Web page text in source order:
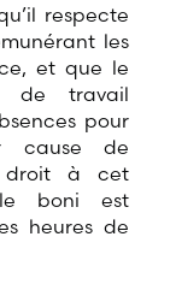
respecte
les
et que le
de travail
pour
cause de
droit à cet
boni est
heures de